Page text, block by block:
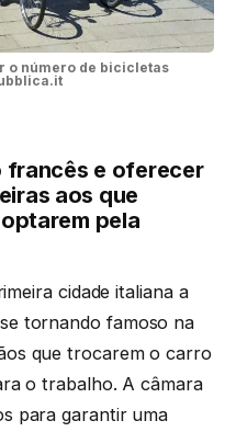
o número de bicicletas
francês e oferecer
aos que
pela
cidade italiana a
tornando famoso na
que trocarem o carro
o trabalho. A câmara
para garantir uma